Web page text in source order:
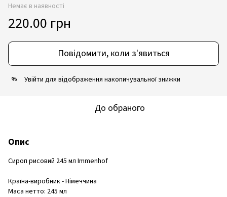
Немає в наявності
220.00 грн
Повідомити, коли з'явиться
% Увійти для відображення накопичувальної знижки
До обраного
Опис
Сироп рисовий 245 мл Immenhof
Країна-виробник - Німеччина
Маса нетто: 245 мл